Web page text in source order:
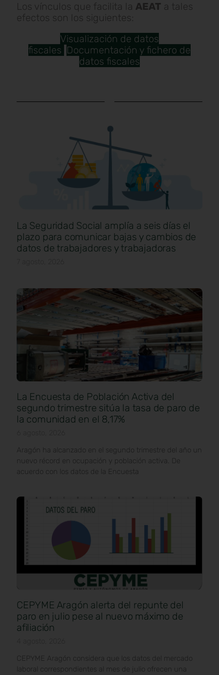
Los vínculos que facilita la AEAT a tales
efectos son los siguientes:
Visualización de datos
fiscales Documentación y fichero de
datos fiscales
La Seguridad Social amplía a seis días el
plazo para comunicar bajas y cambios de
datos de trabajadores y trabajadoras
La Encuesta de Población Activa del
segundo trimestre sitúa la tasa de paro de
la comunidad en el 8,17%
Aragón ha alcanzado en el segundo trimestre del año un
nuevo récord en ocupación y población activa. De
acuerdo con los datos de la Encuesta
CEPYME Aragón alerta del repunte del
paro en julio pese al nuevo máximo de
afiliación
CEPYME Aragón considera que los datos del mercado
laboral correspondientes al mes de julio ofrecen una